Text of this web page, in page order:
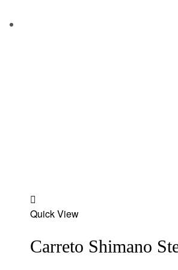
to
Quick View
Carreto Shimano